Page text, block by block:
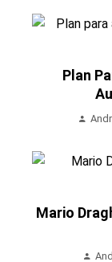
Plan
Mario